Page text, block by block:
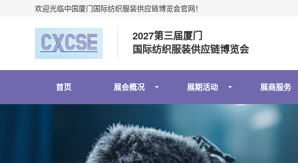
欢迎光临中国厦门国际纺织服装供应链博览会官网！
2027第三届厦门
国际纺织服装供应链博览会
首页 展会概况 展期活动 展商服务